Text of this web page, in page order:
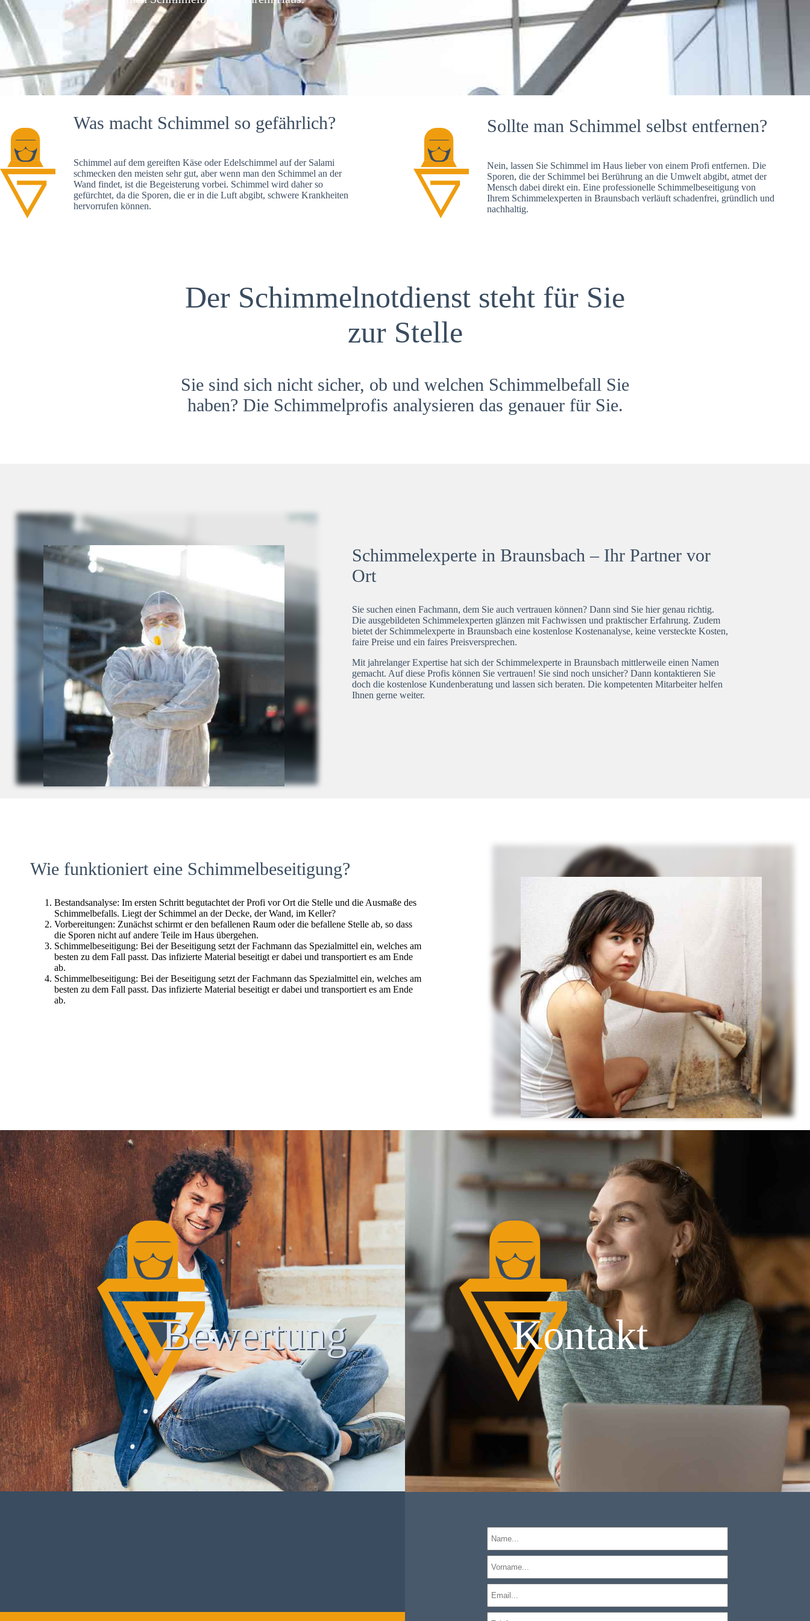
Was macht Schimmel so gefährlich?
Schimmel auf dem gereiften Käse oder Edelschimmel auf der Salami
schmecken den meisten sehr gut, aber wenn man den Schimmel an der
Wand findet, ist die Begeisterung vorbei. Schimmel wird daher so
gefürchtet, da die Sporen, die er in die Luft abgibt, schwere Krankheiten
hervorrufen können.
Sollte man Schimmel selbst entfernen?
Nein, lassen Sie Schimmel im Haus lieber von einem Profi entfernen. Die
Sporen, die der Schimmel bei Berührung an die Umwelt abgibt, atmet der
Mensch dabei direkt ein. Eine professionelle Schimmelbeseitigung von
Ihrem Schimmelexperten in Braunsbach verläuft schadenfrei, gründlich und
nachhaltig.
Der Schimmelnotdienst steht für Sie
zur Stelle
Sie sind sich nicht sicher, ob und welchen Schimmelbefall Sie
haben? Die Schimmelprofis analysieren das genauer für Sie.
Schimmelexperte in Braunsbach – Ihr Partner vor
Ort
Sie suchen einen Fachmann, dem Sie auch vertrauen können? Dann sind Sie hier genau richtig.
Die ausgebildeten Schimmelexperten glänzen mit Fachwissen und praktischer Erfahrung. Zudem
bietet der Schimmelexperte in Braunsbach eine kostenlose Kostenanalyse, keine versteckte Kosten,
faire Preise und ein faires Preisversprechen.
Mit jahrelanger Expertise hat sich der Schimmelexperte in Braunsbach mittlerweile einen Namen
gemacht. Auf diese Profis können Sie vertrauen! Sie sind noch unsicher? Dann kontaktieren Sie
doch die kostenlose Kundenberatung und lassen sich beraten. Die kompetenten Mitarbeiter helfen
Ihnen gerne weiter.
Wie funktioniert eine Schimmelbeseitigung?
Bestandsanalyse: Im ersten Schritt begutachtet der Profi vor Ort die Stelle und die Ausmaße des
Schimmelbefalls. Liegt der Schimmel an der Decke, der Wand, im Keller?
Vorbereitungen: Zunächst schirmt er den befallenen Raum oder die befallene Stelle ab, so dass
die Sporen nicht auf andere Teile im Haus übergehen.
Schimmelbeseitigung: Bei der Beseitigung setzt der Fachmann das Spezialmittel ein, welches am
besten zu dem Fall passt. Das infizierte Material beseitigt er dabei und transportiert es am Ende
ab.
Schimmelbeseitigung: Bei der Beseitigung setzt der Fachmann das Spezialmittel ein, welches am
besten zu dem Fall passt. Das infizierte Material beseitigt er dabei und transportiert es am Ende
ab.
Bewertung Kontakt